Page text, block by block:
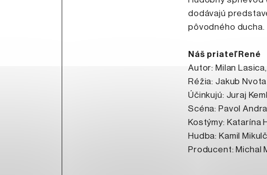
dodávajú
pôvodného ducha.
Náš priateľ René
Autor: Milan
Réžia: Jakub Nvota
Účinkujú: Juraj
Scéna: Pavol
Kostýmy: Katarína
Hudba: Kamil
Producent: Michal